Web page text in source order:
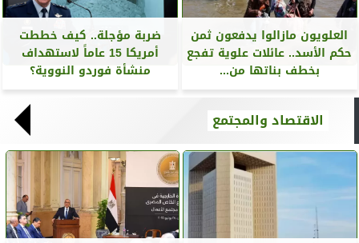
العلويون مازالوا يدفعون ثمن
حكم الأسد.. عائلات علوية تفجع
بخطف بناتها من...
ضربة مؤجلة.. كيف خططت
أمريكا 15 عاماً لاستهداف
منشأة فوردو النووية؟
الاقتصاد والمجتمع